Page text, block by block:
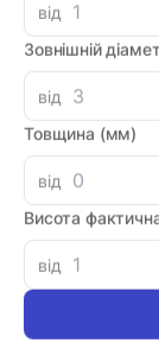
від
Зовнішній
від
Товщина (мм)
від
Висота
від
Знайшли
Параметри
Артикул